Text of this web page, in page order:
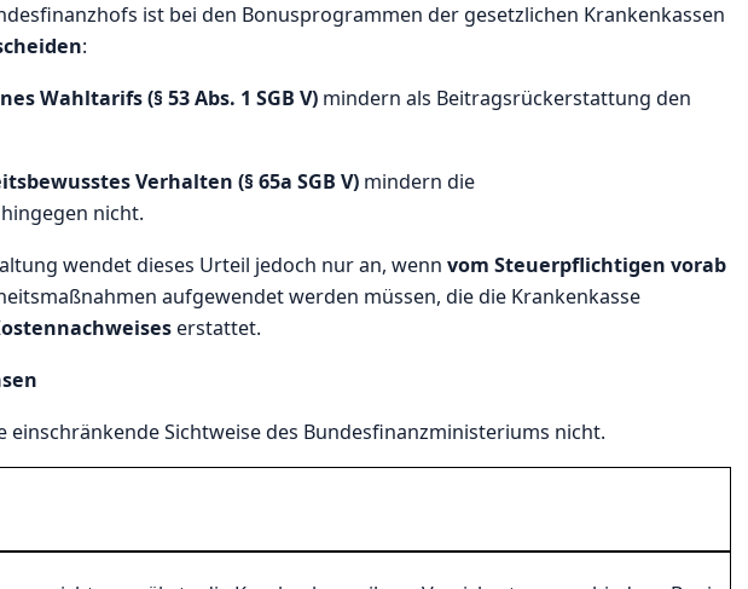
ist bei den Bonusprogrammen der gesetzlichen Krankenkassen
:
Wahltarifs (§ 53 Abs. 1 SGB V) mindern als Beitragsrückerstattung den
Verhalten (§ 65a SGB V) mindern die
nicht.
wendet dieses Urteil jedoch nur an, wenn vom Steuerpflichtigen vorab
aufgewendet werden müssen, die die Krankenkasse
erstattet.
einschränkende Sichtweise des Bundesfinanzministeriums nicht.